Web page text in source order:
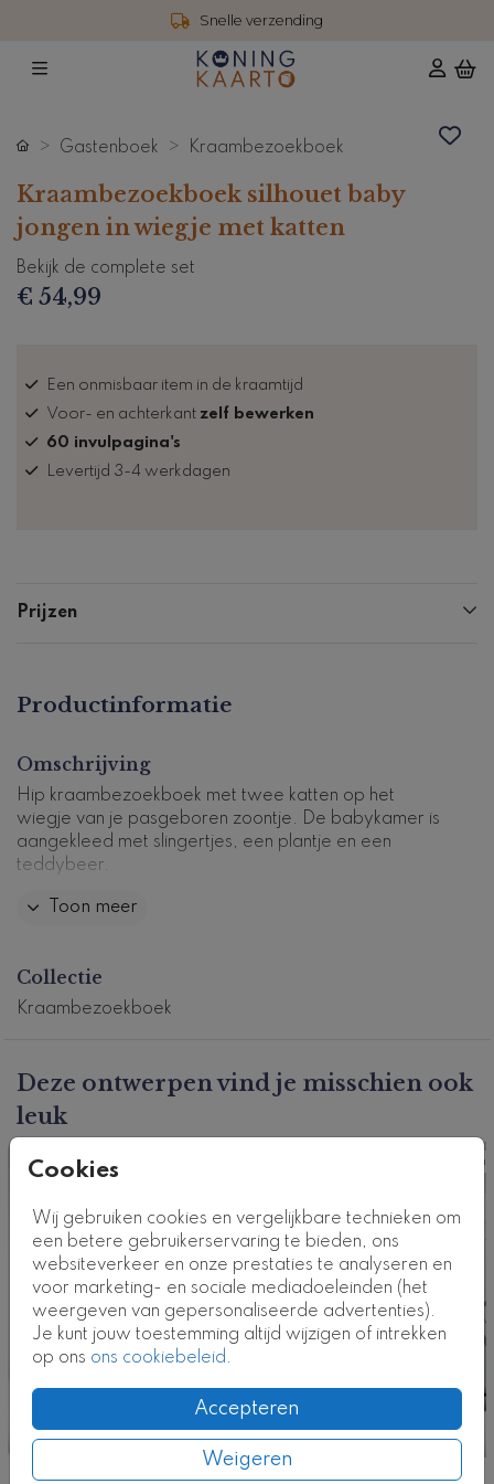
Snelle verzending
Cookies
Wij gebruiken cookies en vergelijkbare technieken om
een betere gebruikerservaring te bieden, ons
websiteverkeer en onze prestaties te analyseren en
voor marketing- en sociale mediadoeleinden (het
weergeven van gepersonaliseerde advertenties).
Je kunt jouw toestemming altijd wijzigen of intrekken
op ons ons cookiebeleid.
Accepteren
Weigeren
Gastenboek Kraambezoekboek
Kraambezoekboek silhouet baby
jongen in wiegje met katten
Bekijk de complete set
€ 54,99
Een onmisbaar item in de kraamtijd
Voor- en achterkant zelf bewerken
60 invulpagina's
Levertijd 3-4 werkdagen
Prijzen
Productinformatie
Omschrijving
Hip kraambezoekboek met twee katten op het
wiegje van je pasgeboren zoontje. De babykamer is
aangekleed met slingertjes, een plantje en een
teddybeer.
De kaft van het kraambezoek boek kan
vragen.
jullie kraambezoekboek? Neem contact met ons op!
Klikhier
Dit product maakt deel uit van
Kaartcode: KB-0986-j2
Toon meer
Collectie
Kraambezoekboek
Deze ontwerpen vind je misschien ook
leuk